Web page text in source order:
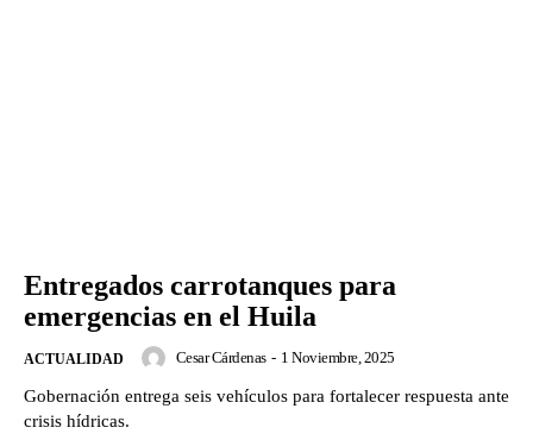
Entregados carrotanques para
emergencias en el Huila
ACTUALIDAD Cesar Cárdenas - 1 Noviembre, 2025
Gobernación entrega seis vehículos para fortalecer respuesta ante
crisis hídricas.